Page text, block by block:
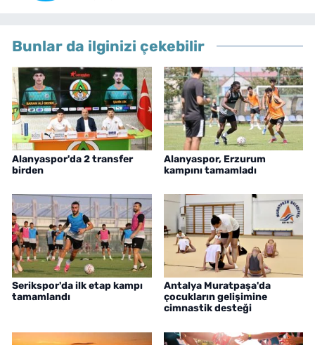
Bunlar da ilginizi çekebilir
Alanyaspor'da 2 transfer
birden
Alanyaspor, Erzurum
kampını tamamladı
Serikspor'da ilk etap kampı
tamamlandı
Antalya Muratpaşa'da
çocukların gelişimine
cimnastik desteği